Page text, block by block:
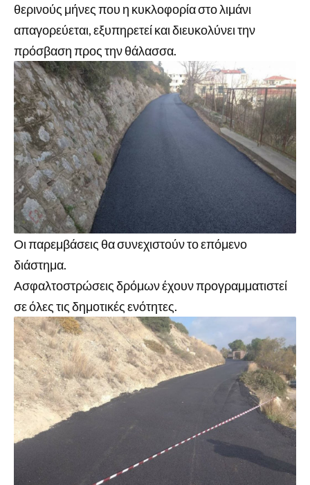
θερινούς μήνες που η κυκλοφορία στο λιμάνι
απαγορεύεται, εξυπηρετεί και διευκολύνει την
πρόσβαση προς την θάλασσα.
Οι παρεμβάσεις θα συνεχιστούν το επόμενο
διάστημα.
Ασφαλτοστρώσεις δρόμων έχουν προγραμματιστεί
σε όλες τις δημοτικές ενότητες.